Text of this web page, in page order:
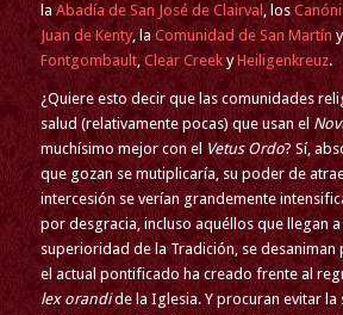
la Abadía de San José de Clairval , los
Juan de Kenty, la Comunidad de San Martín
Fontgombault, Clear CreekyHeiligenkreuz.
¿Quiere esto decir que las comunidades
salud (relativamente pocas) que usan el
muchísimo mejor con el Vetus Ordo? Sí,
que gozan se mutiplicaría, su poder de
intercesión se verían grandemente
por desgracia, incluso aquéllos que llegan
superioridad de la Tradición, se desaniman
el actual pontificado ha creado frente al
lex orandide la Iglesia. Y procuran evitar la